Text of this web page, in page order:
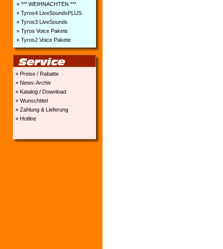
» *** WEIHNACHTEN ***
» Tyros4 LiveSoundsPLUS
» Tyros3 LiveSounds
» Tyros Voice Pakete
» Tyros2 Voice Pakete
» Preise / Rabatte
» News-Archiv
» Katalog / Download
» Wunschtitel
» Zahlung & Lieferung
» Hotline